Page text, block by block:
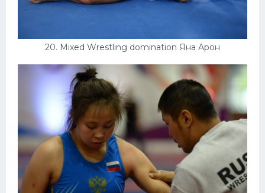
20. Mixed Wrestling domination Яна Арон